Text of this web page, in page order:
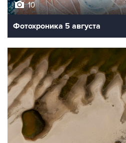
10
Фотохроника 5 августа